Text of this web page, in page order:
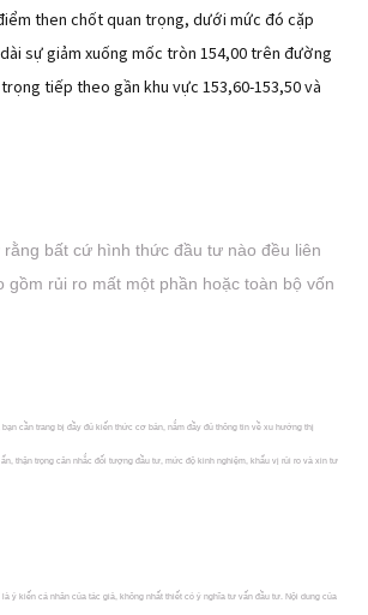
then chốt quan trọng, dưới mức đó cặp
sự giảm xuống mốc tròn 154,00 trên đường
tiếp theo gần khu vực 153,60-153,50 và
rằng bất cứ hình thức đầu tư nào đều liên
gồm rủi ro mất một phần hoặc toàn bộ vốn
cần trang bị đầy đủ kiến thức cơ bản, nắm đầy đủ thông tin về xu hướng thị
thận trọng cân nhắc đối tượng đầu tư, mức độ kinh nghiệm, khẩu vị rủi ro và xin tư
ý kiến cá nhân của tác giả, không nhất thiết có ý nghĩa tư vấn đầu tư. Nội dung của